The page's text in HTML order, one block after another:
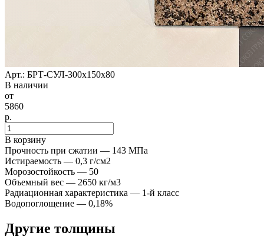
Арт.: БРТ-СУЛ-300x150x80
В наличии
от
5860
р.
В корзину
Прочность при сжатии — 143 МПа
Истираемость — 0,3 г/см2
Морозостойкость — 50
Объемный вес — 2650 кг/м3
Радиационная характеристика — 1-й класс
Водопоглощение — 0,18%
Другие толщины